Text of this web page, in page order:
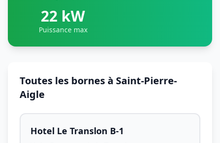
22 kW
Puissance max
Toutes les bornes à Saint-Pierre-
Aigle
Hotel Le Translon B-1